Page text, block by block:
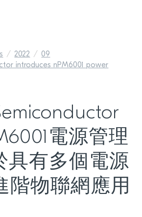
2022
09
introduces nPM6001 power
電源管理
具有多個電源
階物聯網應用